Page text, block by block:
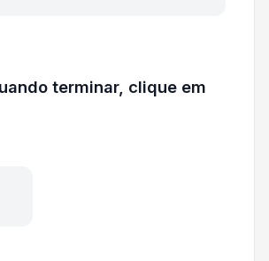
terminar, clique em